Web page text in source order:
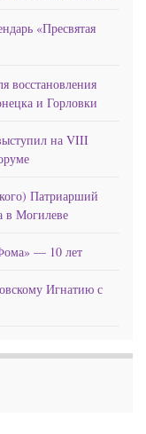
«Пресвятая
восстановления
и Горловки
на VIII
Патриарший
в Могилеве
— 10 лет
Игнатию с